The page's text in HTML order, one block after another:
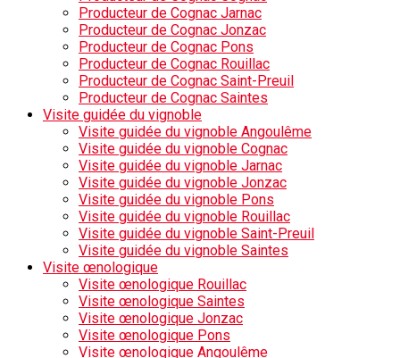
Producteur de Cognac Jarnac
Producteur de Cognac Jonzac
Producteur de Cognac Pons
Producteur de Cognac Rouillac
Producteur de Cognac Saint-Preuil
Producteur de Cognac Saintes
Visite guidée du vignoble
Visite guidée du vignoble Angoulême
Visite guidée du vignoble Cognac
Visite guidée du vignoble Jarnac
Visite guidée du vignoble Jonzac
Visite guidée du vignoble Pons
Visite guidée du vignoble Rouillac
Visite guidée du vignoble Saint-Preuil
Visite guidée du vignoble Saintes
Visite œnologique
Visite œnologique Rouillac
Visite œnologique Saintes
Visite œnologique Jonzac
Visite œnologique Pons
Visite œnologique Angoulême